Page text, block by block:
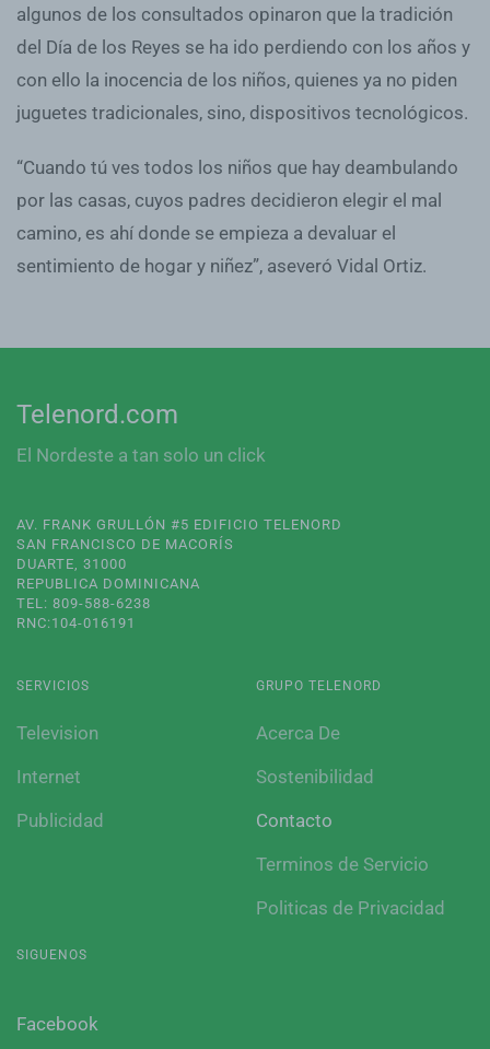
algunos de los consultados opinaron que la tradición
del Día de los Reyes se ha ido perdiendo con los años y
con ello la inocencia de los niños, quienes ya no piden
juguetes tradicionales, sino, dispositivos tecnológicos.
“Cuando tú ves todos los niños que hay deambulando
por las casas, cuyos padres decidieron elegir el mal
camino, es ahí donde se empieza a devaluar el
sentimiento de hogar y niñez”, aseveró Vidal Ortiz.
Telenord.com
El Nordeste a tan solo un click
AV. FRANK GRULLÓN #5 EDIFICIO TELENORD
SAN FRANCISCO DE MACORÍS
DUARTE, 31000
REPUBLICA DOMINICANA
TEL: 809-588-6238
RNC:104-016191
SERVICIOS
Television
Internet
Publicidad
GRUPO TELENORD
Acerca De
Sostenibilidad
Contacto
Terminos de Servicio
Politicas de Privacidad
SIGUENOS
Facebook